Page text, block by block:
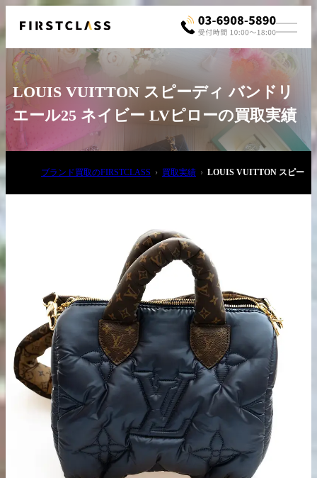
出張買取の
お申込み
宅配買取の
お申込み
LOUIS VUITTON スピーディ バンドリ
エール25 ネイビー LVピローの買取実績
ブランド買取のFIRSTCLASS 買取実績 LOUIS VUITTON スピーデ